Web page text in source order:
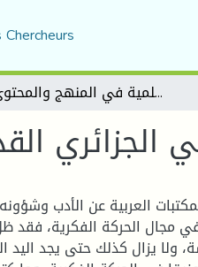
النقد الأدبي الجزائري القديم نظرة علمية في المنهج والمحتوى
الجزائري
العربية عن الأدب
مجال الحركة الفكرية، فقد
ولا يزال كذلك حتى يجد اليد